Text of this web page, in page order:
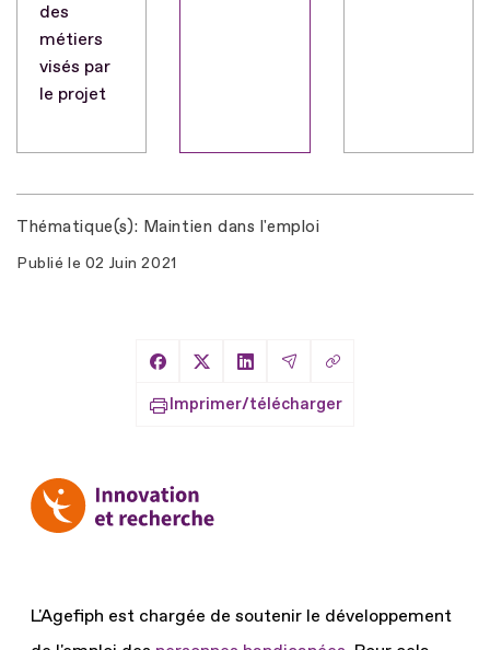
des
métiers
visés par
le projet
Thématique(s) Maintien dans l'emploi
Publié le 02 Juin 2021
Partager sur Facebook
Partager sur X
Partager sur LinkedIn
Partager par Email
Copier le lien
Imprimer/télécharger
L'Agefiph est chargée de soutenir le développement